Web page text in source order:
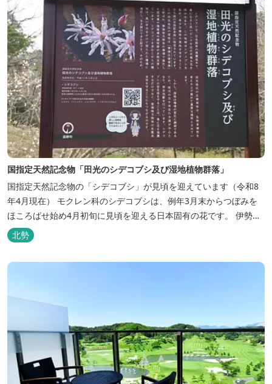
国指定天然記念物「田光のシデコブシ及び湿地植物群落」
国指定天然記念物の「シデコブシ」が見頃を迎えています（令和8
年4月現在） モクレン科のシデコブシは、例年3月末からつぼみを
ほころばせ始め4月初旬に見頃を迎える日本固有の花です。 伊勢湾
周辺の狭い範囲に自生するシデコブシは、三重県内ではいなべ市、
菰野町、四日市市などの北勢地方に見られ これらの自生地は日本に
北勢